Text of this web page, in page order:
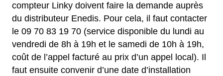
compteur Linky doivent faire la demande auprès
du distributeur Enedis. Pour cela, il faut contacter
le 09 70 83 19 70 (service disponible du lundi au
vendredi de 8h à 19h et le samedi de 10h à 19h,
coût de l’appel facturé au prix d’un appel local). Il
faut ensuite convenir d’une date d’installation